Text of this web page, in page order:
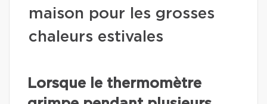
maison pour les grosses
chaleurs estivales
Lorsque le thermomètre